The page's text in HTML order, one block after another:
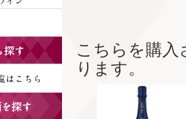
こちらを購
ります。